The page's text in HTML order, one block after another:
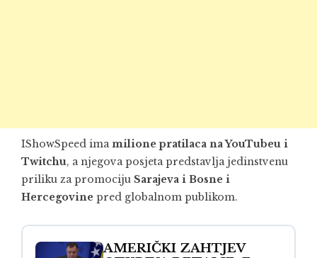
IShowSpeed imamilione pratilaca na YouTubeu i
Twitchu, a njegova posjeta predstavlja jedinstvenu
priliku za promociju Sarajeva i Bosne i
Hercegovine pred globalnom publikom.
AMERIČKI ZAHTJEV